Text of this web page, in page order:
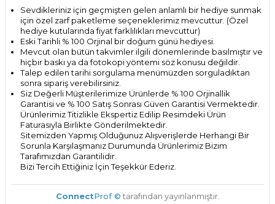
Sevdikleriniz için geçmişten gelen anlamlı bir hediye sunmak
için özel zarf paketleme seçeneklerimiz mevcuttur. (Özel
hediye kutularında fiyat farklılıkları mevcuttur)
Eski Tarihli % 100 Orjinal bir doğum günü hediyesi.
Mevcut olan bütün takvimler ilgili dönemlerinde basılmıştır ve
hiçbir baskı ya da fotokopi yöntemi söz konusu değildir.
Talep edilen tarihi sorgulama menümüzden sorguladıktan
sonra sipariş verebilirsiniz.
Siz Değerli Müşterilerimize Ürünlerde % 100 Orjinallik
Garantisi ve % 100 Satış Sonrası Güven Garantisi Vermektedir.
Ürünlerimiz Titizlikle Ekspertiz Edilip Resimdeki Ürün
Faturasıyla Birlikte Gönderilmektedir.
Sitemizden Yapmış Olduğunuz Alışverişlerde Herhangi Bir
Sorunla Karşılaşmanız Durumunda Ürünlerimiz Bizim
Tarafımızdan Garantilidir.
Bizi Tercih Ettiğiniz İçin Teşekkür Ederiz.
ConnectProf © tarafından yayınlanmıştır.